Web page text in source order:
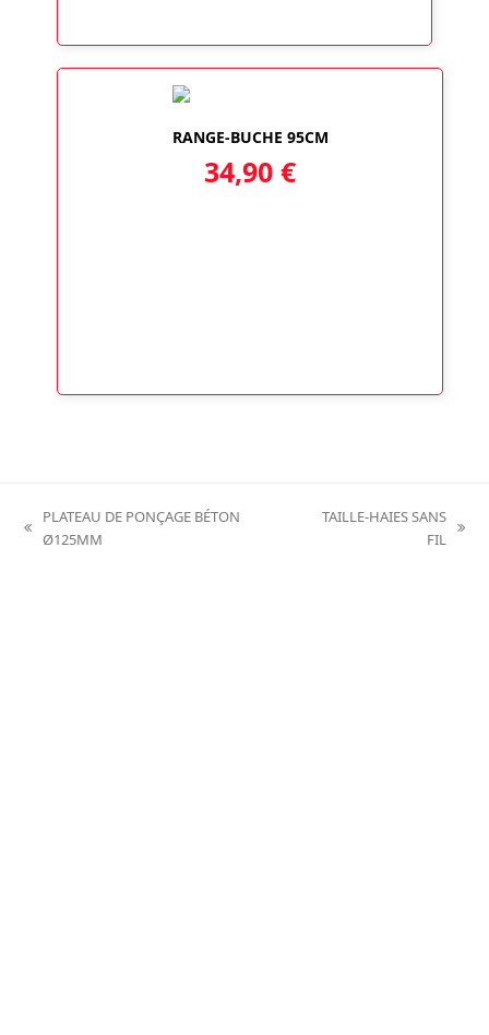
RANGE-BUCHE 95CM
34,90 €
previous
PLATEAU DE PONÇAGE BÉTON
Ø125MM
TAILLE-HAIES SANS
FIL